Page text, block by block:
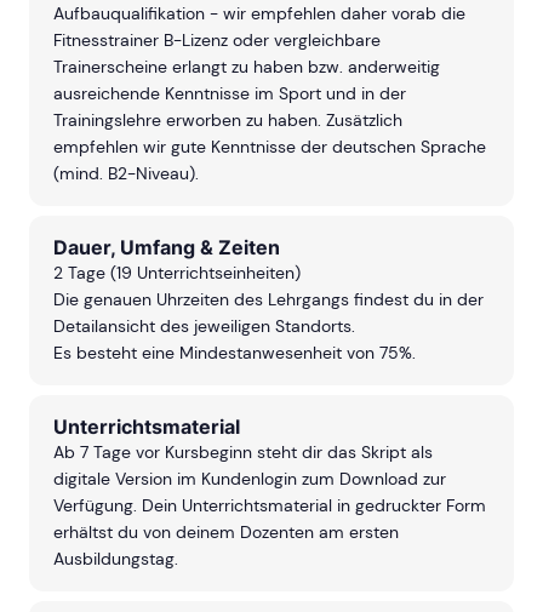
Aufbauqualifikation - wir empfehlen daher vorab die
Fitnesstrainer B-Lizenz oder vergleichbare
Trainerscheine erlangt zu haben bzw. anderweitig
ausreichende Kenntnisse im Sport und in der
Trainingslehre erworben zu haben. Zusätzlich
empfehlen wir gute Kenntnisse der deutschen Sprache
(mind. B2-Niveau).
Dauer, Umfang & Zeiten
2 Tage (19 Unterrichtseinheiten)
Die genauen Uhrzeiten des Lehrgangs findest du in der
Detailansicht des jeweiligen Standorts.
Es besteht eine Mindestanwesenheit von 75%.
Unterrichtsmaterial
Ab 7 Tage vor Kursbeginn steht dir das Skript als
digitale Version im Kundenlogin zum Download zur
Verfügung. Dein Unterrichtsmaterial in gedruckter Form
erhältst du von deinem Dozenten am ersten
Ausbildungstag.